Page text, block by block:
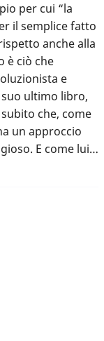
per cui “la
il semplice fatto
anche alla
è ciò che
e
ultimo libro,
che, come
un approccio
E come lui…